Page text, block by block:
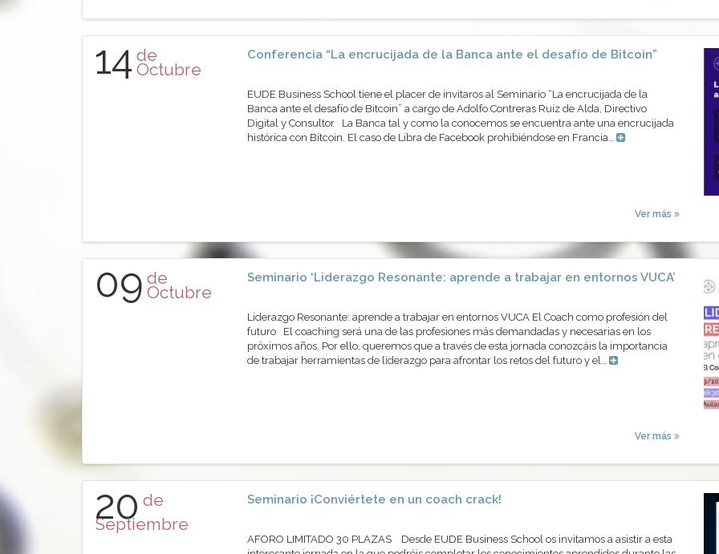
14 de
Octubre
Conferencia “La encrucijada de la Banca ante el desafío de Bitcoin”
EUDE Business School tiene el placer de invitaros al Seminario “La encrucijada de la
Banca ante el desafío de Bitcoin” a cargo de Adolfo Contreras Ruíz de Alda, Directivo
Digital y Consultor La Banca tal y como la conocemos se encuentra ante una encrucijada
histórica con Bitcoin. El caso de Libra de Facebook prohibiéndose en Francia…
Ver más
09 de
Octubre
Seminario ‘Liderazgo Resonante: aprende a trabajar en entornos VUCA’
Liderazgo Resonante: aprende a trabajar en entornos VUCA El Coach como profesión del
futuro El coaching será una de las profesiones más demandadas y necesarias en los
próximos años. Por ello, queremos que a través de esta jornada conozcáis la importancia
de trabajar herramientas de liderazgo para afrontar los retos del futuro y el…
Ver más
20 de
Septiembre
Seminario ¡Conviértete en un coach crack!
AFORO LIMITADO 30 PLAZAS Desde EUDE Business School os invitamos a asistir a esta